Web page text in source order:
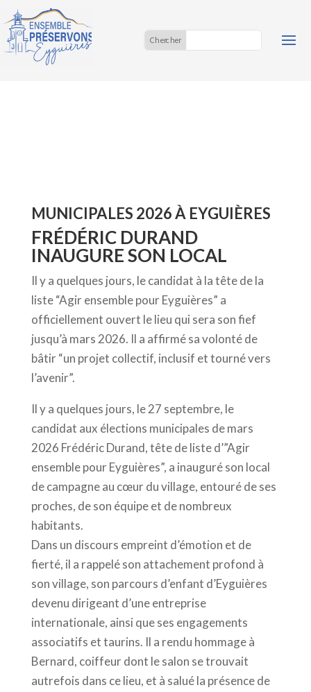
MUNICIPALES 2026 À EYGUIÈRES
FRÉDÉRIC DURAND
INAUGURE SON LOCAL
Il y a quelques jours, le candidat à la tête de la
liste “Agir ensemble pour Eyguières” a
officiellement ouvert le lieu qui sera son fief
jusqu’à mars 2026. Il a affirmé sa volonté de
bâtir “un projet collectif, inclusif et tourné vers
l’avenir”.
Il y a quelques jours, le 27 septembre, le
candidat aux élections municipales de mars
2026 Frédéric Durand, tête de liste d’”Agir
ensemble pour Eyguières”, a inauguré son local
de campagne au cœur du village, entouré de ses
proches, de son équipe et de nombreux
habitants.
Dans un discours empreint d’émotion et de
fierté, il a rappelé son attachement profond à
son village, son parcours d’enfant d’Eyguières
devenu dirigeant d’une entreprise
internationale, ainsi que ses engagements
associatifs et taurins. Il a rendu hommage à
Bernard, coiffeur dont le salon se trouvait
autrefois dans ce lieu, et à salué la présence de